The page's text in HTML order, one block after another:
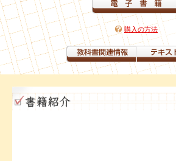
購入の方法